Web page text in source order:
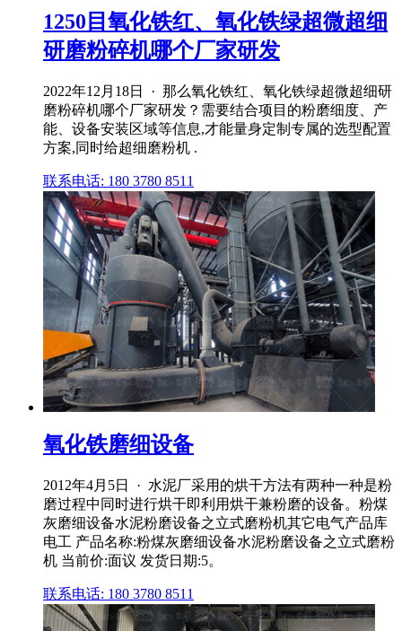
1250目氧化铁红、氧化铁绿超微超细
研磨粉碎机哪个厂家研发
2022年12月18日 · 那么氧化铁红、氧化铁绿超微超细研
磨粉碎机哪个厂家研发？需要结合项目的粉磨细度、产
能、设备安装区域等信息,才能量身定制专属的选型配置
方案,同时给超细磨粉机 .
联系电话: 180 3780 8511
氧化铁磨细设备
2012年4月5日 · 水泥厂采用的烘干方法有两种一种是粉
磨过程中同时进行烘干即利用烘干兼粉磨的设备。粉煤
灰磨细设备水泥粉磨设备之立式磨粉机其它电气产品库
电工 产品名称:粉煤灰磨细设备水泥粉磨设备之立式磨粉
机 当前价:面议 发货日期:5。
联系电话: 180 3780 8511